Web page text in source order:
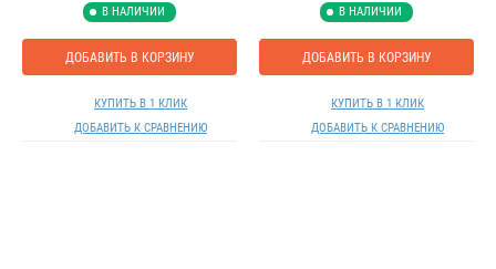
В НАЛИЧИИ
ДОБАВИТЬ В КОРЗИНУ
КУПИТЬ В 1 КЛИК
ДОБАВИТЬ К СРАВНЕНИЮ
В НАЛИЧИИ
ДОБАВИТЬ В КОРЗИНУ
КУПИТЬ В 1 КЛИК
ДОБАВИТЬ К СРАВНЕНИЮ